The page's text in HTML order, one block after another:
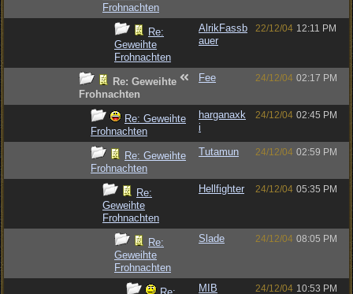
Frohnachten
Re:
Geweihte
Frohnachten
AlrikFassb
auer
22/12/04 12:11 PM
Re: Geweihte
Frohnachten
Fee 24/12/04 02:17 PM
Re: Geweihte
Frohnachten
harganaxk
i
24/12/04 02:45 PM
Re: Geweihte
Frohnachten
Tutamun 24/12/04 02:59 PM
Re:
Geweihte
Frohnachten
Hellfighter 24/12/04 05:35 PM
Re:
Geweihte
Frohnachten
Slade 24/12/04 08:05 PM
MIB 24/12/04 10:53 PM